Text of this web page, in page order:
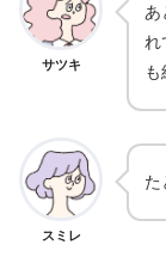
サツキ
あ
れ
スミレ
た